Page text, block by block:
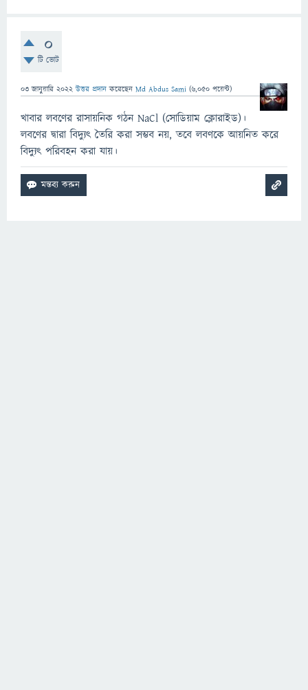
0
টি ভোট
03 জানুয়ারি 2022 উত্তর প্রদান করেছেন Md Abdus Sami (6,050 পয়েন্ট)
খাবার লবণের রাসায়নিক গঠন NaCl (সোডিয়াম ক্লোরাইড)।
লবণের দ্বারা বিদ্যুৎ তৈরি করা সম্ভব নয়, তবে লবণকে আয়নিত করে
বিদ্যুৎ পরিবহন করা যায়।